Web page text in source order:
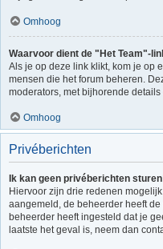
Omhoog
Waarvoor dient de "Het Team"-
Als je op deze link klikt, kom je op
mensen die het forum beheren.
moderators, met bijhorende
Omhoog
Privéberichten
Ik kan geen privéberichten
Hiervoor zijn drie redenen
aangemeld, de beheerder heeft
beheerder heeft ingesteld dat je
laatste het geval is, neem dan